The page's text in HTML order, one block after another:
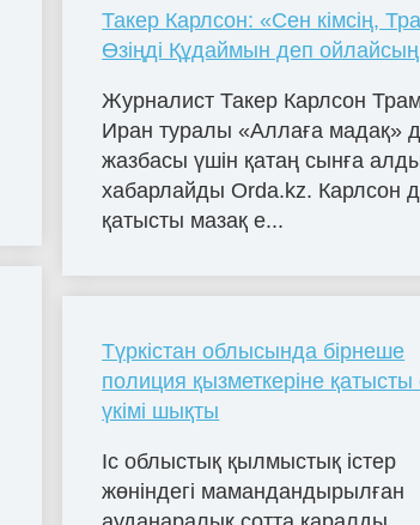
Такер Карлсон: «Сен кімсің,
Өзіңді Құдаймын деп
Журналист Такер Карлсон
Иран туралы «Аллаға мадақ»
жазбасы үшін қатаң сынға
хабарлайды Orda.kz. Карлсон
қатысты мазақ е...
Түркістан облысында бірнеше
полиция қызметкеріне қатысты
үкімі шықты
Іс облыстық қылмыстық істер
жөніндегі мамандандырылған